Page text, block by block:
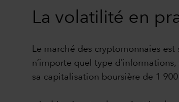
La volatilité en
Le marché des cryptomonnaies
n’importe quel type
sa capitalisation boursière de 1